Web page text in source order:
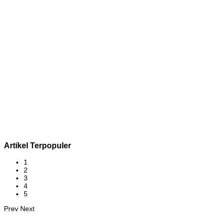
Artikel Terpopuler
1
2
3
4
5
Prev Next